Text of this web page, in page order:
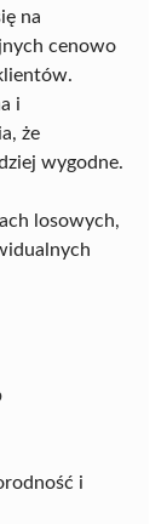
na
cenowo
i
że
wygodne.
losowych,
i